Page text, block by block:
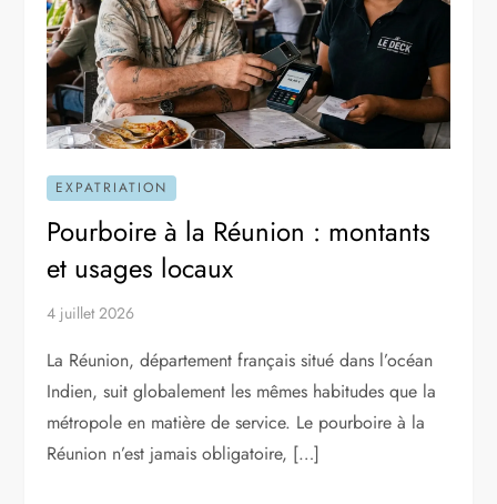
EXPATRIATION
Pourboire à la Réunion : montants
et usages locaux
4 juillet 2026
La Réunion, département français situé dans l’océan
Indien, suit globalement les mêmes habitudes que la
métropole en matière de service. Le pourboire à la
Réunion n’est jamais obligatoire, […]